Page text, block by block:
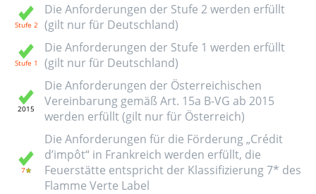
Die Anforderungen der Stufe 2 werden erfüllt
(gilt nur für Deutschland)
Die Anforderungen der Stufe 1 werden erfüllt
(gilt nur für Deutschland)
Die Anforderungen der Österreichischen
Vereinbarung gemäß Art. 15a B-VG ab 2015
werden erfüllt (gilt nur für Österreich)
Die Anforderungen für die Förderung „Crédit
d’impôt“ in Frankreich werden erfüllt, die
Feuerstätte entspricht der Klassifizierung 7* des
Flamme Verte Label